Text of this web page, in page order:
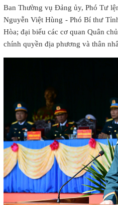
Ban Thường vụ Đảng ủy, Phó Tư
Nguyễn Việt Hùng - Phó Bí thư
Hòa; đại biểu các cơ quan Quân
chính quyền địa phương và thân